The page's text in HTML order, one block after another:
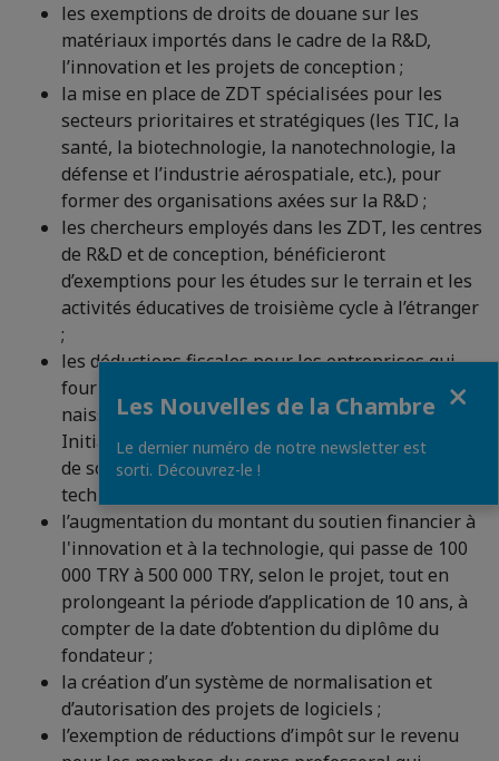
les exemptions de droits de douane sur les
matériaux importés dans le cadre de la R&D,
l’innovation et les projets de conception ;
la mise en place de ZDT spécialisées pour les
secteurs prioritaires et stratégiques (les TIC, la
santé, la biotechnologie, la nanotechnologie, la
défense et l’industrie aérospatiale, etc.), pour
former des organisations axées sur la R&D ;
les chercheurs employés dans les ZDT, les centres
de R&D et de conception, bénéficieront
d’exemptions pour les études sur le terrain et les
activités éducatives de troisième cycle à l’étranger
;
les déductions fiscales pour les entreprises qui
fournissent le capital-risque aux entreprises
naissantes créées dans le cadre du Techno-
Initiative Capital Support Program (Programme
de soutien financier à l'innovation et à la
technologie) dans les ZDT ;
l’augmentation du montant du soutien financier à
l'innovation et à la technologie, qui passe de 100
000 TRY à 500 000 TRY, selon le projet, tout en
prolongeant la période d’application de 10 ans, à
compter de la date d’obtention du diplôme du
fondateur ;
la création d’un système de normalisation et
d’autorisation des projets de logiciels ;
l’exemption de réductions d’impôt sur le revenu
Les Nouvelles de la Chambre
Le dernier numéro de notre newsletter est
sorti. Découvrez-le !